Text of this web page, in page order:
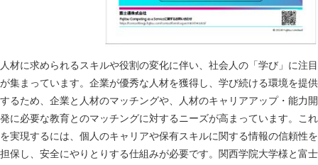
人材に求められるスキルや役割の変化に伴い、社会人の「学び」に注目
が集まっています。企業が優秀な人材を獲得し、学び続ける環境を提供
するため、企業と人材のマッチングや、人材のキャリアアップ・能力開
発に必要な教育とのマッチングに対するニーズが高まっています。これ
を実現するには、個人のキャリアや保有スキルに関する情報の信頼性を
担保し、安全にやりとりする仕組みが必要です。関西学院大学様と富士